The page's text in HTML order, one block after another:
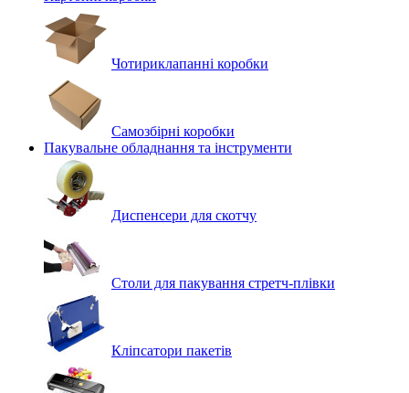
Чотириклапанні коробки
Самозбірні коробки
Пакувальне обладнання та інструменти
Диспенсери для скотчу
Столи для пакування стретч-плівки
Кліпсатори пакетів